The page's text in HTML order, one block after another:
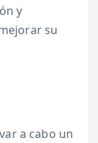
y
su
a cabo un